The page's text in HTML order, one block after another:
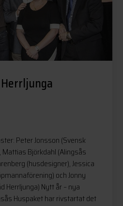
Peter Jonsson (Svensk
Björkdahl (Alingsås
(husdesigner), Jessica
och Jonny
Herrljunga) Nytt år – nya
Huspaket har rivstartat det